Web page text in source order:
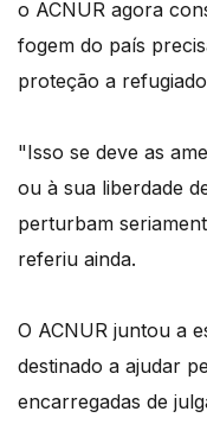
o ACNUR agora
fogem do país
proteção a
"Isso se deve as
ou à sua liberdade
perturbam
referiu ainda.
O ACNUR juntou a
destinado a ajudar
encarregadas de